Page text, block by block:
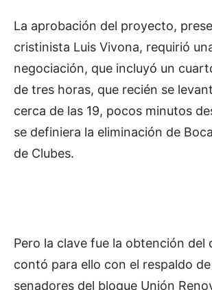
La aprobación del proyecto,
cristinista Luis Vivona, requirió
negociación, que incluyó un
de tres horas, que recién se
cerca de las 19, pocos minutos
se definiera la eliminación de
de Clubes.
Pero la clave fue la obtención del
contó para ello con el respaldo
senadores del bloque Unión